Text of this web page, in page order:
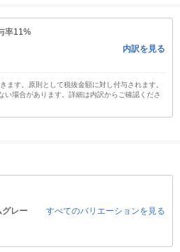
率11%
内訳を見る
ます。原則として税抜金額に対し付与されます。
い場合があります。詳細は内訳からご確認くださ
グレー すべてのバリエーションを見る